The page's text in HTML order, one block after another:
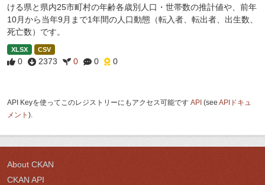
ける県と県内25市町村の年齢各歳別人口・世帯数の推計値や、前年
10月から当年9月まで1年間の人口動態（転入者、転出者、出生数、
死亡数）です。
XLSX CSV
0 2373 0 0 0
API Keyを使ってこのレジストリーにもアクセス可能です API (see APIドキュ
メント ).
About CKAN
CKAN API